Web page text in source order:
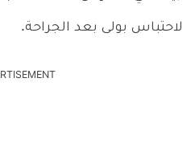
لاحتباس بولى بعد الجراحة.